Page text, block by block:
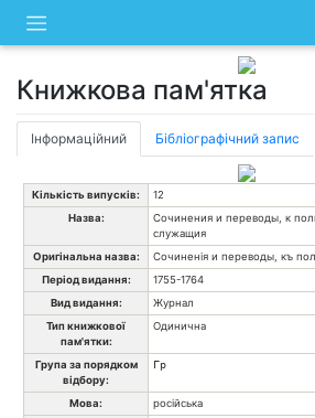
content
Книжкова пам'ятка
Інформаційний Бібліографічний запис
Кількість випусків:
12
Назва:
Сочинения и переводы, к
служащия
Оригінальна назва:
Сочиненія и переводы, къ
Період видання:
1755-1764
Вид видання:
Журнал
Тип книжкової
пам'ятки:
Одинична
Група за порядком
відбору:
Гр
Мова:
російська